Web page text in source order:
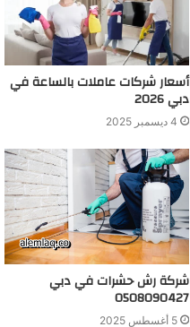
أسعار شركات عاملات بالساعة في
دبي 2026
4 ديسمبر 2025
شركة رش حشرات في دبي
0508090427
5 أغسطس 2025